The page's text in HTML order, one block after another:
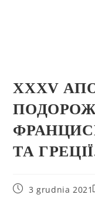
XXXV
ТА
3 grudnia 2021